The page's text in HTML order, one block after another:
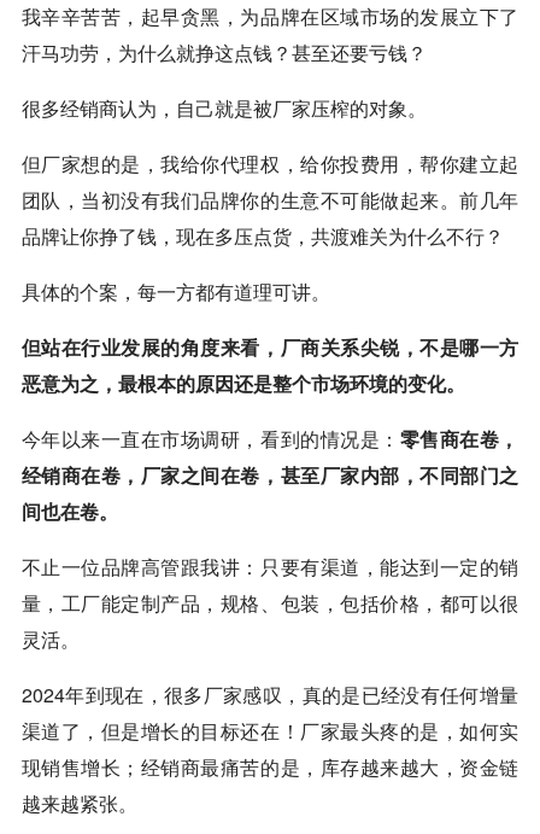
我辛辛苦苦，起早贪黑，为品牌在区域市场的发展立下了
汗马功劳，为什么就挣这点钱？甚至还要亏钱？
很多经销商认为，自己就是被厂家压榨的对象。
但厂家想的是，我给你代理权，给你投费用，帮你建立起
团队，当初没有我们品牌你的生意不可能做起来。前几年
品牌让你挣了钱，现在多压点货，共渡难关为什么不行？
具体的个案，每一方都有道理可讲。
但站在行业发展的角度来看，厂商关系尖锐，不是哪一方
恶意为之，最根本的原因还是整个市场环境的变化。
今年以来一直在市场调研，看到的情况是： 零售商在卷，
经销商在卷，厂家之间在卷，甚至厂家内部，不同部门之
间也在卷。
不止一位品牌高管跟我讲：只要有渠道，能达到一定的销
量，工厂能定制产品，规格、包装，包括价格，都可以很
灵活。
2024年到现在，很多厂家感叹，真的是已经没有任何增量
渠道了，但是增长的目标还在！厂家最头疼的是，如何实
现销售增长；经销商最痛苦的是，库存越来越大，资金链
越来越紧张。